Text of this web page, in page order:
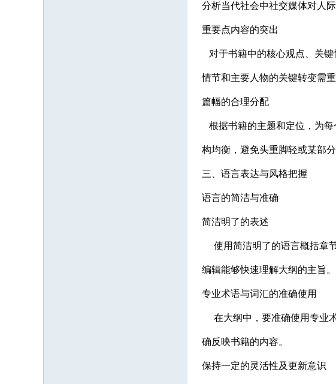
分析当代社会中社交媒体对人
重要点内容的突出
对于书籍中的核心观点、关
情节和主要人物的关键转变需
篇幅的合理分配
根据书籍的主题和定位，为
构均衡，避免头重脚轻或某部分
三、语言表达与风格把握
语言的简洁与准确
简洁明了的表述
使用简洁明了的语言概括章
编辑能够快速理解大纲的主旨。
专业术语与词汇的准确使用
在大纲中，要准确使用专业
确反映书籍的内容。
保持一定的灵活性及更新意识